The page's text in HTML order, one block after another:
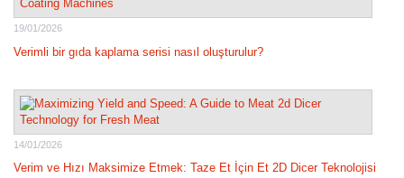
19/01/2026
Verimli bir gıda kaplama serisi nasıl oluşturulur?
14/01/2026
Verim ve Hızı Maksimize Etmek: Taze Et İçin Et 2D Dicer Teknolojisi